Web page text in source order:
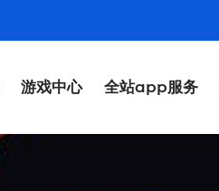
游戏中心 全站app服务